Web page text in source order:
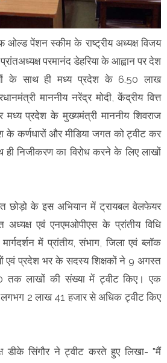
पेंशन स्कीम के राष्ट्रीय अध्यक्ष विजय
परमानंद डेहरिया के आह्वान पर देश
के साथ ही मध्य प्रदेश के 6.50 लाख
माननीय नरेंद्र मोदी, केंद्रीय वित्त
मध्य प्रदेश के मुख्यमंत्री माननीय शिवराज
कर्णधारों और मीडिया जगत को ट्वीट कर
ही निजीकरण का विरोध करने के लिए लाखों
छोड़ो के इस अभियान में ट्रायबल वेलफेयर
अध्यक्ष एवं एनएमओपीएस के प्रांतीय विधि
में प्रांतीय, संभाग, जिला एवं ब्लॉक
एवं प्रदेश भर के सदस्य शिक्षकों ने 9 अगस्त
तक लाखों की संख्या में ट्वीट किए। एक
2 लाख 41 हजार से अधिक ट्वीट किए
डीके सिंगौर ने ट्वीट करते हुए लिखा- "मैं